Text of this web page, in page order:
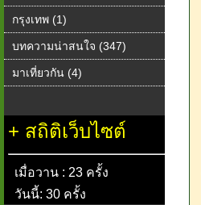
กรุงเทพ (1)
บทความน่าสนใจ (347)
มาเที่ยวกัน (4)
+ สถิติเว็บไซต์
เมื่อวาน : 23 ครั้ง
วันนี้: 30 ครั้ง